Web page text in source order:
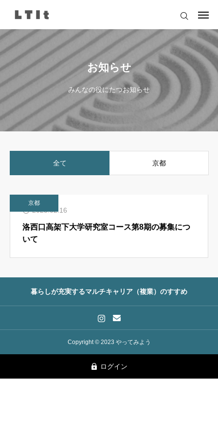
2025.02.16
洛西口高架下大学研究室コース第8期の募集について
2025.02.16
洛西口高架下大学研究室コース第8期の募集について
お知らせ
みんなの役にたつお知らせ
全て 京都
京都
2025.02.16
洛西口高架下大学研究室コース第8期の募集につ
いて
暮らしが充実するマルチキャリア（複業）のすすめ
Copyright © 2023 やってみよう
ログイン
ログイン
事前エントリー
お問い合わせ
運営団体